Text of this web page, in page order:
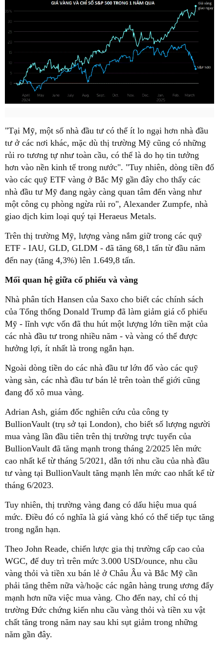
"Tại Mỹ, một số nhà đầu tư có thể ít lo ngại hơn nhà đầu
tư ở các nơi khác, mặc dù thị trường Mỹ cũng có những
rủi ro tương tự như toàn cầu, có thể là do họ tin tưởng
hơn vào nền kinh tế trong nước". "Tuy nhiên, dòng tiền đổ
vào các quỹ ETF vàng ở Bắc Mỹ gần đây cho thấy các
nhà đầu tư Mỹ đang ngày càng quan tâm đến vàng như
một công cụ phòng ngừa rủi ro", Alexander Zumpfe, nhà
giao dịch kim loại quý tại Heraeus Metals.
Trên thị trường Mỹ, lượng vàng nắm giữ trong các quỹ
ETF - IAU, GLD, GLDM - đã tăng 68,1 tấn từ đầu năm
đến nay (tăng 4,3%) lên 1.649,8 tấn.
Mối quan hệ giữa cổ phiếu và vàng
Nhà phân tích Hansen của Saxo cho biết các chính sách
của Tổng thống Donald Trump đã làm giảm giá cổ phiếu
Mỹ - lĩnh vực vốn đã thu hút một lượng lớn tiền mặt của
các nhà đầu tư trong nhiều năm - và vàng có thể được
hưởng lợi, ít nhất là trong ngắn hạn.
Ngoài dòng tiền do các nhà đầu tư lớn đổ vào các quỹ
vàng sàn, các nhà đầu tư bán lẻ trên toàn thế giới cũng
đang đổ xô mua vàng.
Adrian Ash, giám đốc nghiên cứu của công ty
BullionVault (trụ sở tại London), cho biết số lượng người
mua vàng lần đầu tiên trên thị trường trực tuyến của
BullionVault đã tăng mạnh trong tháng 2/2025 lên mức
cao nhất kể từ tháng 5/2021, dẫn tới nhu cầu của nhà đầu
tư vàng tại BullionVault tăng mạnh lên mức cao nhất kể từ
tháng 6/2023.
Tuy nhiên, thị trường vàng đang có dấu hiệu mua quá
mức. Điều đó có nghĩa là giá vàng khó có thể tiếp tục tăng
trong ngắn hạn.
Theo John Reade, chiến lược gia thị trường cấp cao của
WGC, để duy trì trên mức 3.000 USD/ounce, nhu cầu
vàng thỏi và tiền xu bán lẻ ở Châu Âu và Bắc Mỹ cần
phải tăng thêm nữa và/hoặc các ngân hàng trung ương đẩy
mạnh hơn nữa việc mua vàng. Cho đến nay, chỉ có thị
trường Đức chứng kiến nhu cầu vàng thỏi và tiền xu vật
chất tăng trong năm nay sau khi sụt giảm trong những
năm gần đây.